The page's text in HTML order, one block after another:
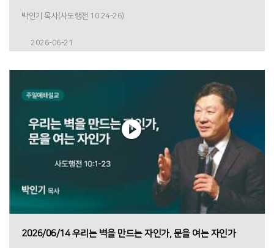
박인기 목사(사도행전 10:24-26)
2026-06-21
2026/06/14 우리는 벽을 만드는 자인가, 문을 여는 자인가